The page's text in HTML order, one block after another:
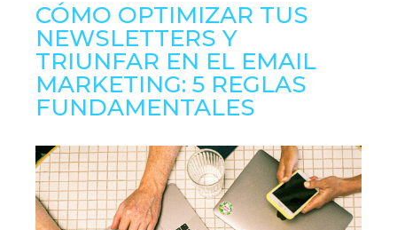
CÓMO OPTIMIZAR TUS
NEWSLETTERS Y
TRIUNFAR EN EL EMAIL
MARKETING: 5 REGLAS
FUNDAMENTALES